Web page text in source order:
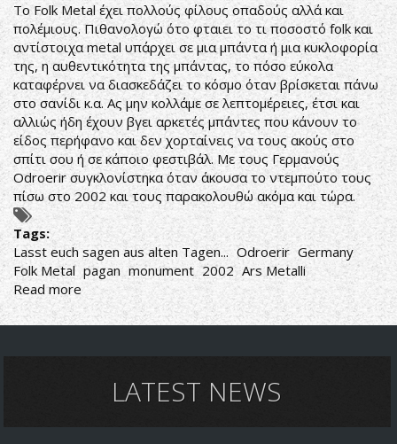
Το Folk Metal έχει πολλούς φίλους οπαδούς αλλά και
πολέμιους. Πιθανολογώ ότο φταιει το τι ποσοστό folk και
αντίστοιχα metal υπάρχει σε μια μπάντα ή μια κυκλοφορία
της, η αυθεντικότητα της μπάντας, το πόσο εύκολα
καταφέρνει να διασκεδάζει το κόσμο όταν βρίσκεται πάνω
στο σανίδι κ.α. Ας μην κολλάμε σε λεπτομέρειες, έτσι και
αλλιώς ήδη έχουν βγει αρκετές μπάντες που κάνουν το
είδος περήφανο και δεν χορταίνεις να τους ακούς στο
σπίτι σου ή σε κάποιο φεστιβάλ. Με τους Γερμανούς
Odroerir συγκλονίστηκα όταν άκουσα το ντεμπούτο τους
πίσω στο 2002 και τους παρακολουθώ ακόμα και τώρα.
Tags:
Lasst euch sagen aus alten Tagen... Odroerir Germany
Folk Metal pagan monument 2002 Ars Metalli
Read more about
Odroerir-
Lasst
LATEST NEWS